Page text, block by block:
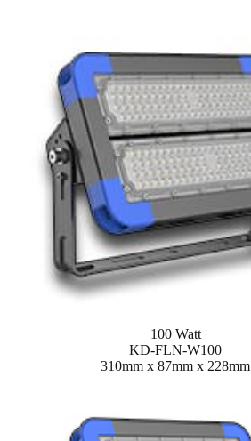
100 Watt
KD-FLN-W100
310mm x 87mm x 228mm